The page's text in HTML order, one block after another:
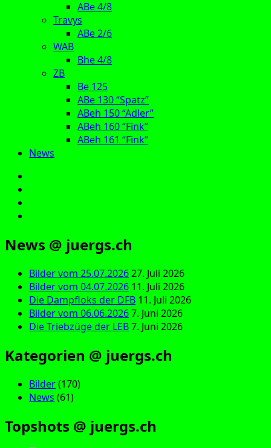
ABe 4/8
Travys
ABe 2/6
WAB
Bhe 4/8
ZB
Be 125
ABe 130 “Spatz”
ABeh 150 “Adler”
ABeh 160 “Fink”
ABeh 161 “Fink”
News
News @ juergs.ch
Bilder vom 25.07.202627. Juli 2026
Bilder vom 04.07.2026 11. Juli 2026
Die Dampfloks der DFB 11. Juli 2026
Bilder vom 06.06.20267. Juni 2026
Die Triebzüge der LEB7. Juni 2026
Kategorien @ juergs.ch
Bilder(170)
News (61)
Topshots @ juergs.ch